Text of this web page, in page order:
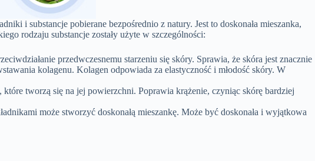
i substancje pobierane bezpośrednio z natury. Jest to doskonała mieszanka,
rodzaju substancje zostały użyte w szczególności:
przedwczesnemu starzeniu się skóry. Sprawia, że skóra jest znacznie
kolagenu. Kolagen odpowiada za elastyczność i młodość skóry. W
tworzą się na jej powierzchni. Poprawia krążenie, czyniąc skórę bardziej
może stworzyć doskonałą mieszankę. Może być doskonała i wyjątkowa